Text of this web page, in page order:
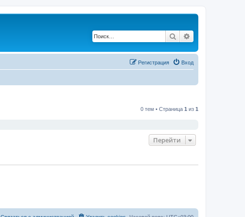
Поиск
Вход
Регистрация
0 тем • Страница 1 из 1
Перейти